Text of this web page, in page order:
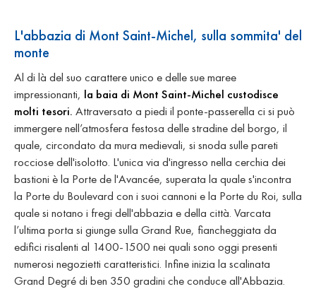
L'abbazia di Mont Saint-Michel, sulla sommita' del
monte
Al di là del suo carattere unico e delle sue maree
impressionanti, la baia di Mont Saint-Michel custodisce
molti tesori. Attraversato a piedi il ponte-passerella ci si può
immergere nell’atmosfera festosa delle stradine del borgo, il
quale, circondato da mura medievali, si snoda sulle pareti
rocciose dell'isolotto. L'unica via d'ingresso nella cerchia dei
bastioni è la Porte de l'Avancée, superata la quale s'incontra
la Porte du Boulevard con i suoi cannoni e la Porte du Roi, sulla
quale si notano i fregi dell'abbazia e della città. Varcata
l’ultima porta si giunge sulla Grand Rue, fiancheggiata da
edifici risalenti al 1400-1500 nei quali sono oggi presenti
numerosi negozietti caratteristici. Infine inizia la scalinata
Grand Degré di ben 350 gradini che conduce all'Abbazia.